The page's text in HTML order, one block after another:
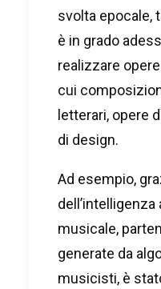
svolta epocale,
è in grado
realizzare
cui
letterari, opere
di design.
Ad esempio,
musicale,
generate da
musicisti, è